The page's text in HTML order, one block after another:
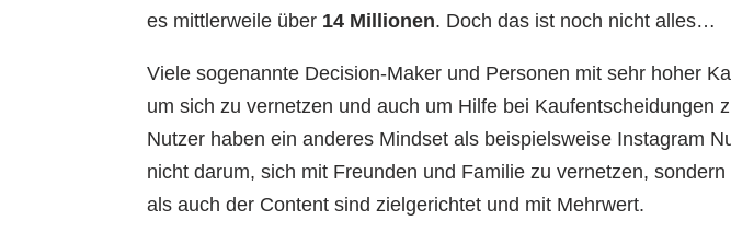
es mittlerweile über 14 Millionen. Doch das ist noch nicht alles…
Viele sogenannte Decision-Maker und Personen mit sehr hoher
um sich zu vernetzen und auch um Hilfe bei Kaufentscheidungen
Nutzer haben ein anderes Mindset als beispielsweise Instagram
nicht darum, sich mit Freunden und Familie zu vernetzen,
als auch der Content sind zielgerichtet und mit Mehrwert.